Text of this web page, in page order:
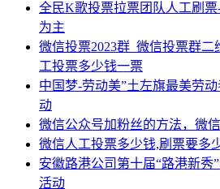
全民K歌投票拉票团队人工刷
为主
微信投票2023群_微信投票群
工投票多少钱一票
中国梦-劳动美”土左旗最美劳
动
微信公众号加粉丝的方法，微
微信人工投票多少钱,刷票要多
安徽路港公司第十届“路港新秀
活动